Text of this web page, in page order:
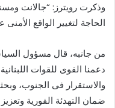
وذكرت رويترز: “جالانت
الحاجة لتغيير الواقع
من جانبه، قال مسؤول
دعمنا القوى للقوات
والاستقرار فى الجنوب،
ضمان التهدئة الفورية